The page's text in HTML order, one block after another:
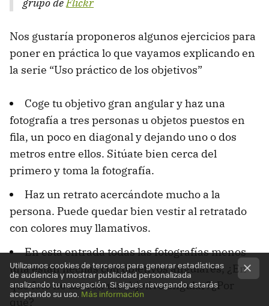
Nos gustaría proponeros algunos ejercicios para
poner en práctica lo que vayamos explicando en
la serie “Uso práctico de los objetivos”
Coge tu objetivo gran angular y haz una
fotografía a tres personas u objetos puestos en
fila, un poco en diagonal y dejando uno o dos
metros entre ellos. Sitúate bien cerca del
primero y toma la fotografía.
Haz un retrato acercándote mucho a la
persona. Puede quedar bien vestir al retratado
con colores muy llamativos.
En esta entrada todas las fotografías menos
una están hechas con objetivos angulares, ¿En
qué foto no usaron un objetivo angular?¿Por
qué?
Utilizamos cookies de terceros para generar estadísticas
de audiencia y mostrar publicidad personalizada
analizando tu navegación. Si sigues navegando estarás
aceptando su uso. Más información